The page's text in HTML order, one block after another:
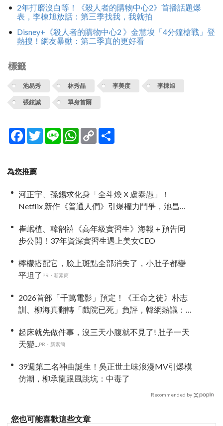
2年打磨沒白等！《殺人者的購物中心2》首播話題爆
表，李棟旭放話：第三季找我，我就拍
Disney+《殺人者的購物中心2 》金慧埈「4分鐘槍戰」登
熱搜！網友暴動：第二季真的更好看
標籤
池易秀 林秀晶 李美度 李棟旭
張鉉誠 單身首爾
Facebook
TwitterLine WhatsApp
Copy
Link
為您推薦
河正宇、孫錫求化身「全斗煥 X 盧泰愚」！
Netflix 新作《普通人們》引爆權力鬥爭，池昌旭
崔岷植、韓韶禧《高年級實習生》海報＋預告同
步公開！37年資深實習生遇上美女CEO
檸檬搭配它，臉上斑點全部消失了，小肚子都變
平坦了 PR・新素簡
2026首部「千萬電影」預定！《王命之徒》朴志
訓、柳海真翻轉「戲院已死」負評，韓網熱議：
起床就先做件事，沒三天小腹就不見了! 肚子一天
天變...PR・新素簡
39週第二名神曲誕生！吳正世土味浪漫MV引爆模
仿潮，柳承龍跟風跳坑：中毒了
Recommended by
您也可能喜歡這些文章